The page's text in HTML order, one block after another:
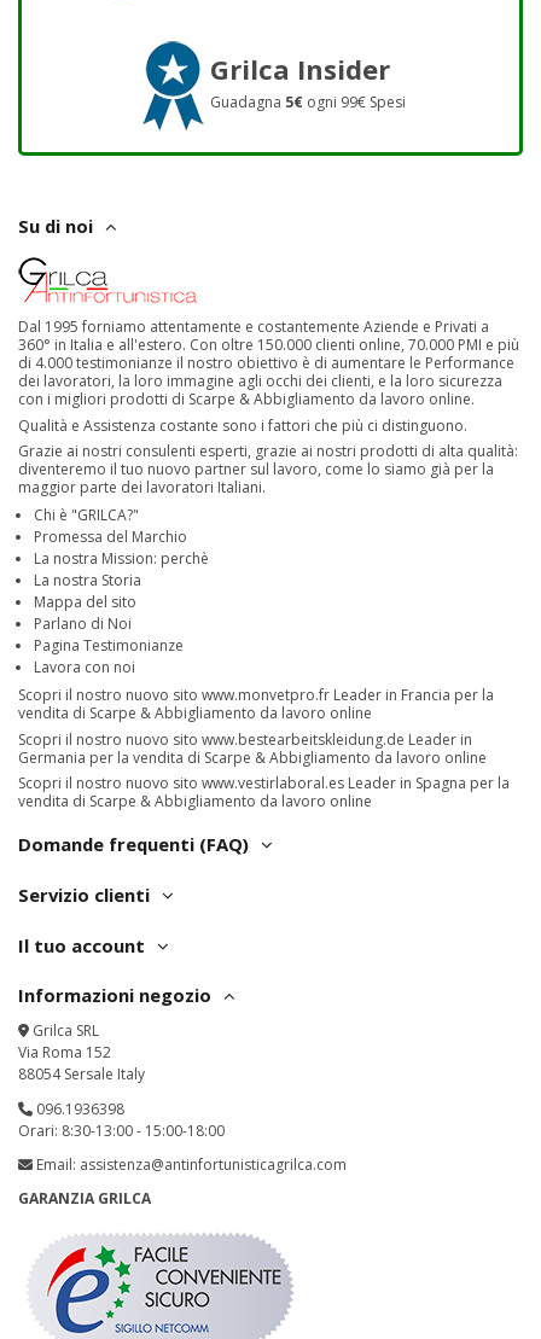
Grilca Insider
Guadagna 5€ ogni 99€ Spesi
Su di noi
Dal 1995 forniamo attentamente e costantemente Aziende e Privati a
360° in Italia e all'estero. Con oltre 150.000 clienti online, 70.000 PMI e più
di 4.000 testimonianze il nostro obiettivo è di aumentare le Performance
dei lavoratori, la loro immagine agli occhi dei clienti, e la loro sicurezza
con i migliori prodotti di Scarpe & Abbigliamento da lavoro online.
Qualità e Assistenza costante sono i fattori che più ci distinguono.
Grazie ai nostri consulenti esperti, grazie ai nostri prodotti di alta qualità:
diventeremo il tuo nuovo partner sul lavoro, come lo siamo già per la
maggior parte dei lavoratori Italiani.
Chi è "GRILCA?"
Promessa del Marchio
La nostra Mission: perchè
La nostra Storia
Mappa del sito
Parlano di Noi
Pagina Testimonianze
Lavora con noi
Scopri il nostro nuovo sito www.monvetpro.fr Leader in Francia per la
vendita di Scarpe & Abbigliamento da lavoro online
Scopri il nostro nuovo sito www.bestearbeitskleidung.de Leader in
Germania per la vendita di Scarpe & Abbigliamento da lavoro online
Scopri il nostro nuovo sito www.vestirlaboral.es Leader in Spagna per la
vendita di Scarpe & Abbigliamento da lavoro online
Domande frequenti (FAQ)
Servizio clienti
Il tuo account
Informazioni negozio
Grilca SRL
Via Roma 152
88054 Sersale Italy
096.1936398
Orari: 8:30-13:00 - 15:00-18:00
Email: assistenza@antinfortunisticagrilca.com
GARANZIA GRILCA